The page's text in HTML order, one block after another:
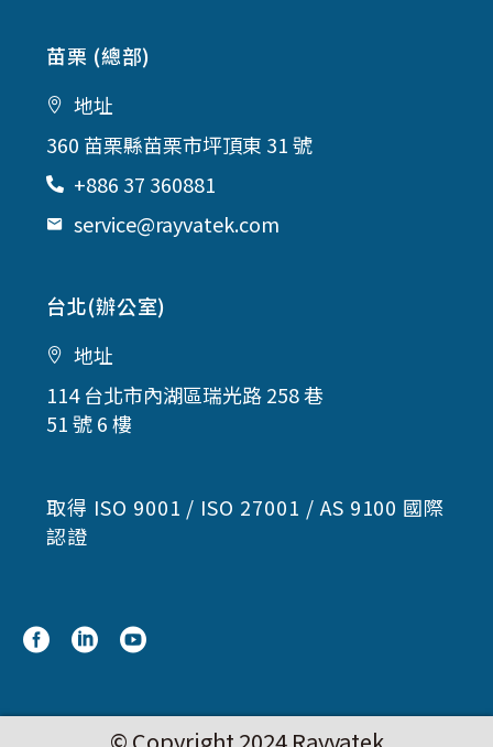
苗栗 (總部)
地址
360 苗栗縣苗栗市坪頂東 31 號
+886 37 360881
service@rayvatek.com
台北(辦公室)
地址
114 台北市內湖區瑞光路 258 巷
51 號 6 樓
取得 ISO 9001 / ISO 27001 / AS 9100 國際
認證